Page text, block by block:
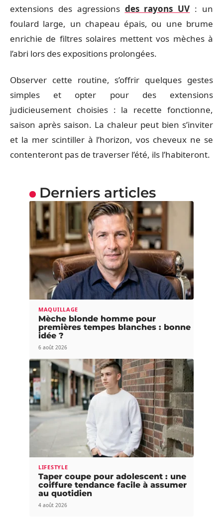
extensions des agressions des rayons UV : un
foulard large, un chapeau épais, ou une brume
enrichie de filtres solaires mettent vos mèches à
l’abri lors des expositions prolongées.
Observer cette routine, s’offrir quelques gestes
simples et opter pour des extensions
judicieusement choisies : la recette fonctionne,
saison après saison. La chaleur peut bien s’inviter
et la mer scintiller à l’horizon, vos cheveux ne se
contenteront pas de traverser l’été, ils l’habiteront.
Derniers articles
MAQUILLAGE
Mèche blonde homme pour
premières tempes blanches : bonne
idée ?
6 août 2026
LIFESTYLE
Taper coupe pour adolescent : une
coiffure tendance facile à assumer
au quotidien
4 août 2026